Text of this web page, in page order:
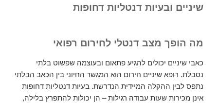
שיניים ובעיות דנטליות דחופות
מה הופך מצב דנטלי לחירום רפואי
כאבי שיניים יכולים להגיע פתאום ובעוצמה שפשוט בלתי
נסבלת. רופא שיניים חירום הוא המגשר החיוני בין הכאב הבלתי
נתפס לבין ההקלה המיידית הנדרשת. בעיות דנטליות דחופות
אינן מכירות שעות עבודה רגילות – הן יכולות להתפרץ בלילה,